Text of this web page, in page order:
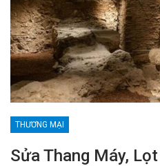
THƯƠNG MẠI
Sửa Thang Máy,